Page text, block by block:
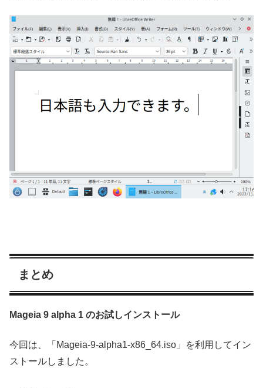
まとめ
Mageia 9 alpha 1 のお試しインストール
今回は、「Mageia-9-alpha1-x86_64.iso」を利用してイン
ストールしました。